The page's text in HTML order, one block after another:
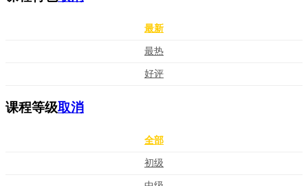
最新
最热
好评
课程等级取消
全部
初级